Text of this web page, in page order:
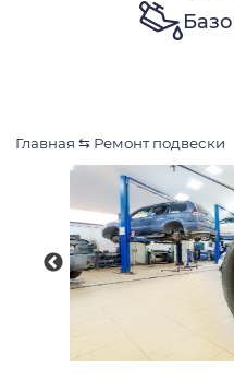
Главная ⇆ Ремонт подвески